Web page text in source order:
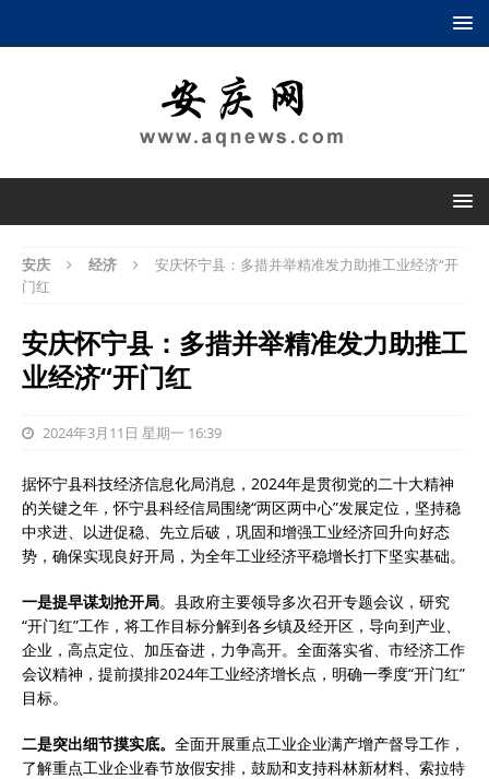
安庆 经济
安庆怀宁县：多措并举精准发力助推工业经济“开
门红
安庆怀宁县：多措并举精准发力助推工
业经济“开门红
2024年3月11日 星期一 16:39
据怀宁县科技经济信息化局消息，2024年是贯彻党的二十大精神
的关键之年，怀宁县科经信局围绕“两区两中心”发展定位，坚持稳
中求进、以进促稳、先立后破，巩固和增强工业经济回升向好态
势，确保实现良好开局，为全年工业经济平稳增长打下坚实基础。
一是提早谋划抢开局。县政府主要领导多次召开专题会议，研究
“开门红”工作，将工作目标分解到各乡镇及经开区，导向到产业、
企业，高点定位、加压奋进，力争高开。全面落实省、市经济工作
会议精神，提前摸排2024年工业经济增长点，明确一季度“开门红”
目标。
二是突出细节摸实底。 全面开展重点工业企业满产增产督导工作，
了解重点工业企业春节放假安排，鼓励和支持科林新材料、索拉特